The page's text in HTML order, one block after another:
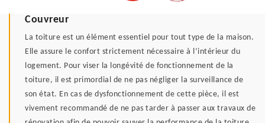
Couvreur
La toiture est un élément essentiel pour tout type de la maison.
Elle assure le confort strictement nécessaire à l’intérieur du
logement. Pour viser la longévité de fonctionnement de la
toiture, il est primordial de ne pas négliger la surveillance de
son état. En cas de dysfonctionnement de cette pièce, il est
vivement recommandé de ne pas tarder à passer aux travaux de